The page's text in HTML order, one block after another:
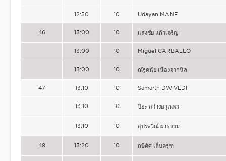
12:50 10 Udayan MANE
46 13:00 10 แสงชัย แก้วเจริญ
13:00 10 Miguel CARBALLO
13:00 10 ณัฐดนัย เนื่องจากนิล
47 13:10 10 Samarth DWIVEDI
13:10 10 ปิยะ สว่างอรุณพร
13:10 10 สุประวีณ์ ผาธรรม
48 13:20 10 กษิดิศ เล็บครุฑ